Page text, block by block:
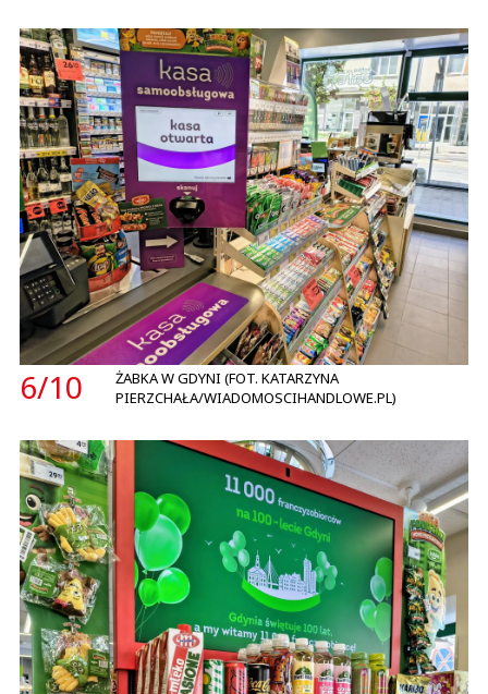
6/10
ŻABKA W GDYNI (FOT. KATARZYNA
PIERZCHAŁA/WIADOMOSCIHANDLOWE.PL)